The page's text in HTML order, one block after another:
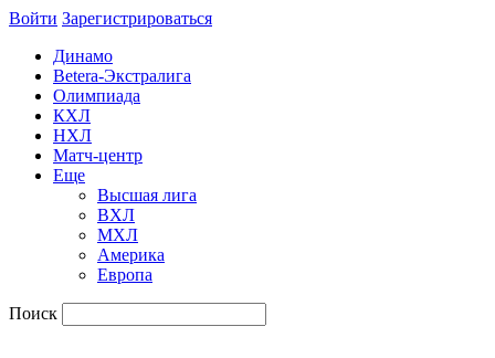
Войти Зарегиcтрироваться
Динамо
Betera-Экстралига
Олимпиада
КХЛ
НХЛ
Матч-центр
Еще
Высшая лига
ВХЛ
МХЛ
Америка
Европа
Поиск